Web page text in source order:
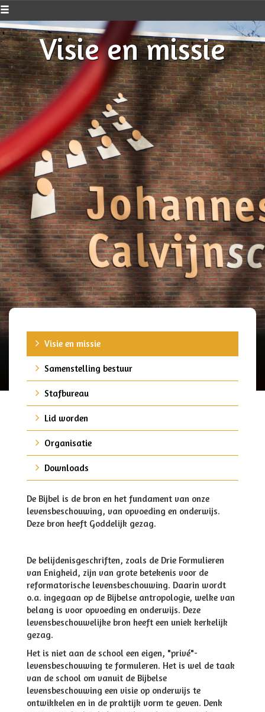
Visie en missie
Visie en missie
Samenstelling bestuur
Stafbureau
Lid worden
Organisatie
Downloads
De Bijbel is de bron en het fundament van onze
levensbeschouwing, van opvoeding en onderwijs.
Deze bron heeft Goddelijk gezag.
De belijdenisgeschriften, zoals de Drie Formulieren
van Enigheid, zijn van grote betekenis voor de
reformatorische levensbeschouwing. Daarin wordt
o.a. ingegaan op de Bijbelse antropologie, welke van
belang is voor opvoeding en onderwijs. Deze
levensbeschouwelijke bron heeft een uniek kerkelijk
gezag.
Het is niet aan de school een eigen, "privé"-
levensbeschouwing te formuleren. Het is wel de taak
van de school om vanuit de Bijbelse
levensbeschouwing een visie op onderwijs te
ontwikkelen en in de praktijk vorm te geven. Denk